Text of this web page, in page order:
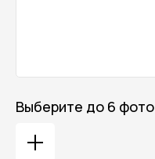
Выберите до 6 фото